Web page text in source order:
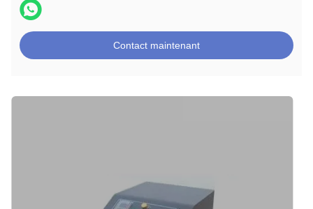
Contact maintenant